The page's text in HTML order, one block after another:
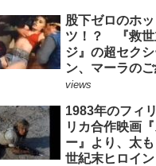
股下ゼロのホ
ツ！？ 『救世
ジ』の超セク
ン、マーラの
views
1983年のフィ
リカ合作映画
ー』より、太
世紀末ヒロイ